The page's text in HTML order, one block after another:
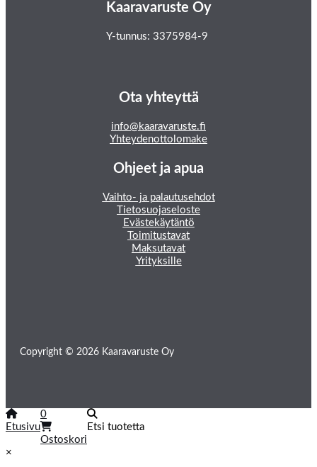
Kaaravaruste Oy
Y-tunnus: 3375984-9
Ota yhteyttä
info@kaaravaruste.fi
Yhteydenottolomake
Ohjeet ja apua
Vaihto- ja palautusehdot
Tietosuojaseloste
Evästekäytäntö
Toimitustavat
Maksutavat
Yrityksille
Copyright © 2026 Kaaravaruste Oy
Etusivu
0
Ostoskori
Etsi tuotetta
×